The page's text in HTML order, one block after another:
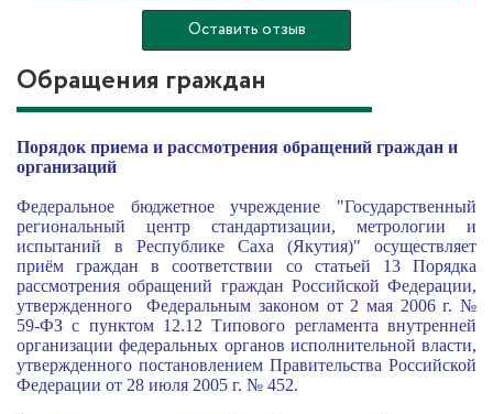
Оставить отзыв
Обращения граждан
Порядок приема и рассмотрения обращений граждан и
организаций
Федеральное бюджетное учреждение "Государственный
региональный центр стандартизации, метрологии и
испытаний в Республике Саха (Якутия)" осуществляет
приём граждан в соответствии со статьей 13 Порядка
рассмотрения обращений граждан Российской Федерации,
утвержденногоФедеральным законом от 2 мая 2006 г. №
59-ФЗс пунктом 12.12 Типового регламента внутренней
организации федеральных органов исполнительной власти,
утвержденного постановлением Правительства Российской
Федерации от 28 июля 2005 г. № 452.